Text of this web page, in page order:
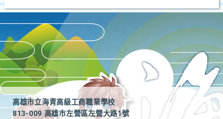
高雄市立海青高級工商職業學校
813-009 高雄市左營區左營大路1號